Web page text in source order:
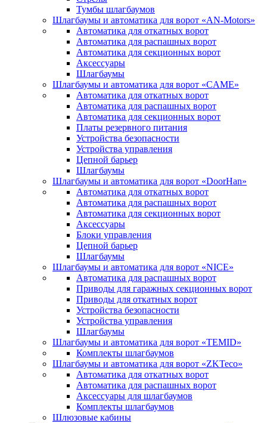
Тумбы шлагбаумов
Шлагбаумы и автоматика для ворот «AN-Motors»
Автоматика для откатных ворот
Автоматика для распашных ворот
Автоматика для секционных ворот
Аксессуары
Шлагбаумы
Шлагбаумы и автоматика для ворот «CAME»
Автоматика для откатных ворот
Автоматика для распашных ворот
Автоматика для секционных ворот
Платы резервного питания
Устройства безопасности
Устройства управления
Цепной барьер
Шлагбаумы
Шлагбаумы и автоматика для ворот «DoorHan»
Автоматика для откатных ворот
Автоматика для распашных ворот
Автоматика для секционных ворот
Аксессуары
Блоки управления
Цепной барьер
Шлагбаумы
Шлагбаумы и автоматика для ворот «NICE»
Автоматика для распашных ворот
Приводы для гаражных секционных ворот
Приводы для откатных ворот
Устройства безопасности
Устройства управления
Шлагбаумы
Шлагбаумы и автоматика для ворот «TEMID»
Комплекты шлагбаумов
Шлагбаумы и автоматика для ворот «ZKTeco»
Автоматика для откатных ворот
Автоматика для распашных ворот
Аксессуары для шлагбаумов
Комплекты шлагбаумов
Шлюзовые кабины